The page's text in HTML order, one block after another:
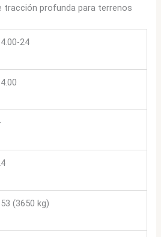
tracción profunda para terrenos
24
(3650 kg)